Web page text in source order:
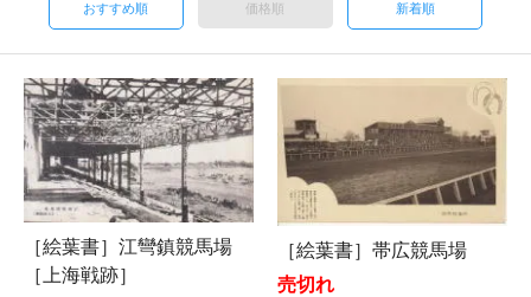
おすすめ順 価格順 新着順
［絵葉書］江彎鎮競馬場
［上海戦跡］
［絵葉書］帯広競馬場
売切れ